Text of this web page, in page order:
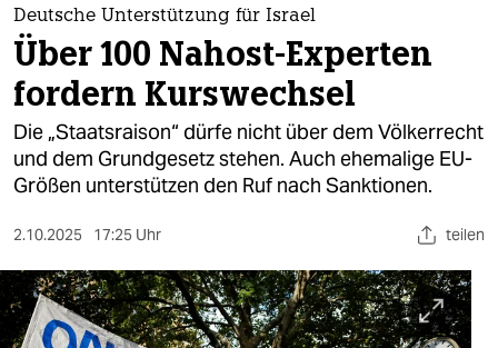
themen
politik
öko
gesellschaft
sport
berlin
Deutsche Unterstützung für Israel
Über 100 Nahost-Experten
fordern Kurswechsel
Die „Staatsraison“ dürfe nicht über dem Völkerrecht
und dem Grundgesetz stehen. Auch ehemalige EU-
Größen unterstützen den Ruf nach Sanktionen.
2.10.2025 17:25 Uhr teilen